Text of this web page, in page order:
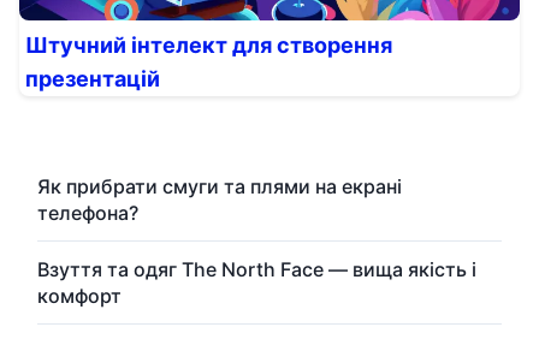
Штучний інтелект для створення
презентацій
Як прибрати смуги та плями на екрані
телефона?
Взуття та одяг The North Face — вища якість і
комфорт